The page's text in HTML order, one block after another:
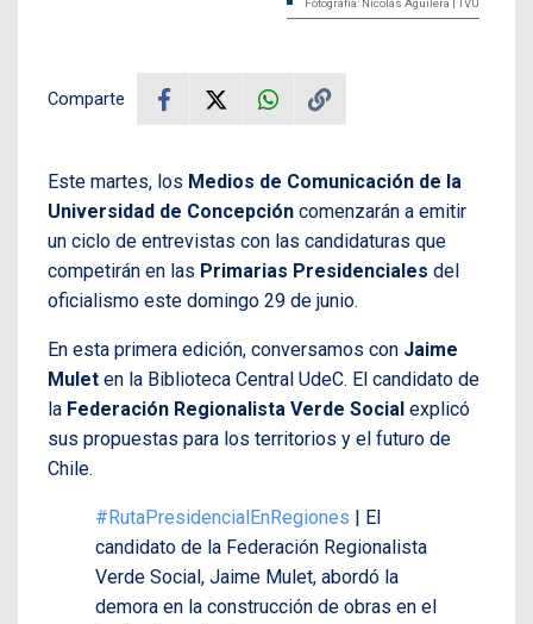
Fotografía: Nicolás Aguilera | TVU
Comparte
Este martes, los Medios de Comunicación de la
Universidad de Concepción comenzarán a emitir
un ciclo de entrevistas con las candidaturas que
competirán en las Primarias Presidenciales del
oficialismo este domingo 29 de junio.
En esta primera edición, conversamos con Jaime
Mulet en la Biblioteca Central UdeC. El candidato de
la Federación Regionalista Verde Social explicó
sus propuestas para los territorios y el futuro de
Chile.
#RutaPresidencialEnRegiones | El
candidato de la Federación Regionalista
Verde Social, Jaime Mulet, abordó la
demora en la construcción de obras en el